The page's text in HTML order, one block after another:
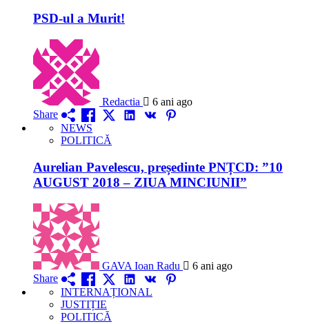
PSD-ul a Murit!
Redactia
6 ani ago
Share
NEWS
POLITICĂ
Aurelian Pavelescu, președinte PNȚCD: ”10
AUGUST 2018 – ZIUA MINCIUNII”
GAVA Ioan Radu
6 ani ago
Share
INTERNAȚIONAL
JUSTIȚIE
POLITICĂ